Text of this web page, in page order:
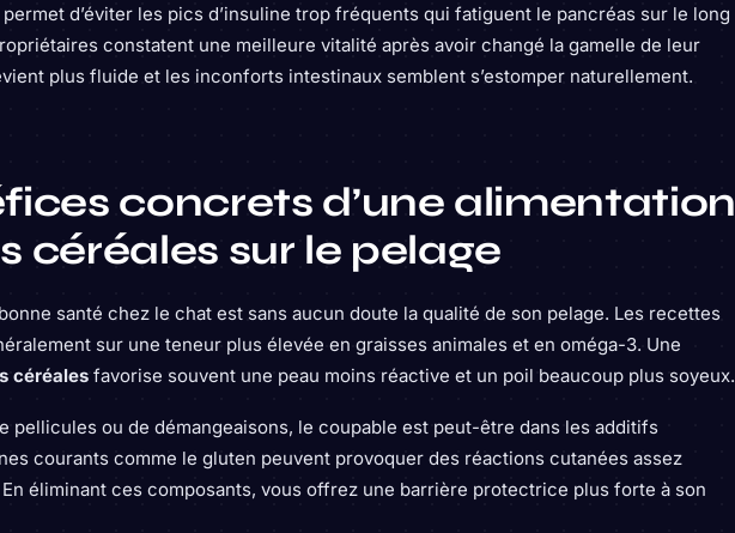
d’éviter les pics d’insuline trop fréquents qui fatiguent le pancréas sur le long
constatent une meilleure vitalité après avoir changé la gamelle de leur
plus fluide et les inconforts intestinaux semblent s’estomper naturellement.
concrets d’une alimentation
céréales sur le pelage
santé chez le chat est sans aucun doute la qualité de son pelage. Les recettes
sur une teneur plus élevée en graisses animales et en oméga-3. Une
céréales favorise souvent une peau moins réactive et un poil beaucoup plus soyeux.
pellicules ou de démangeaisons, le coupable est peut-être dans les additifs
courants comme le gluten peuvent provoquer des réactions cutanées assez
éliminant ces composants, vous offrez une barrière protectrice plus forte à son